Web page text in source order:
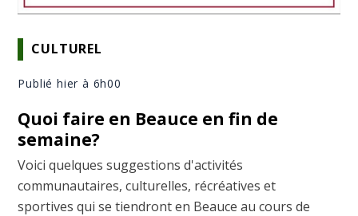
CULTUREL
Publié hier à 6h00
Quoi faire en Beauce en fin de
semaine?
Voici quelques suggestions d'activités
communautaires, culturelles, récréatives et
sportives qui se tiendront en Beauce au cours de